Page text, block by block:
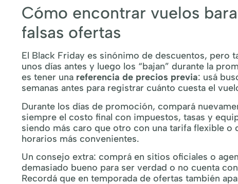
Cómo encontrar vuelos
falsas ofertas
El Black Friday es sinónimo de descuentos, pero
unos días antes y luego los “bajan” durante la
es tener una referencia de precios previa: usá
semanas antes para registrar cuánto cuesta el
Durante los días de promoción, compará
siempre el costo final con impuestos, tasas y
siendo más caro que otro con una tarifa flexible
horarios más convenientes.
Un consejo extra: comprá en sitios oficiales o
demasiado bueno para ser verdad o no cuenta
Recordá que en temporada de ofertas también